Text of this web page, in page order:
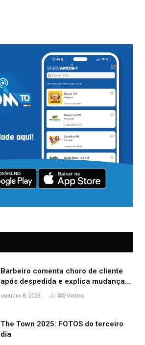
Barbeiro comenta choro de cliente
após despedida e explica mudança
para o TO: ‘Não esperava atingir
outubro 8, 2025 332Visitas
The Town 2025: FOTOS do terceiro
dia